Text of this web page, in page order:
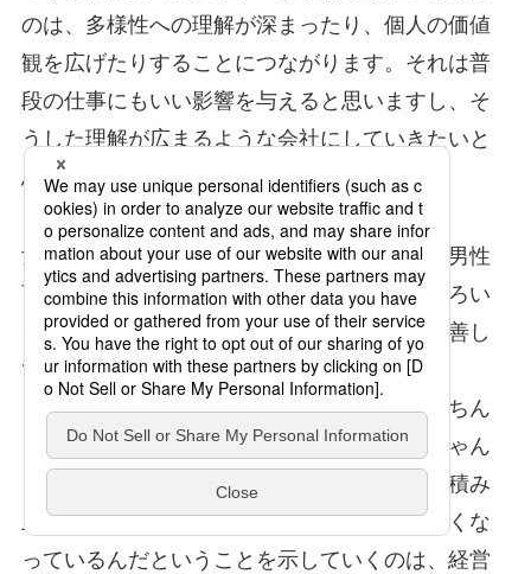
のは、多様性への理解が深まったり、個人の価値
観を広げたりすることにつながります。それは普
段の仕事にもいい影響を与えると思いますし、そ
うした理解が広まるような会社にしていきたいと
思っています。
女性管理職比率の向上、実労働時間の削減、男性
育休取得、大きな施策から小さな施策までいろい
ろな角度から実践し、生の声を拾い上げて改善し
ていきたいですね。
また、これらの取り組みをしている中で、きちん
と前進していることをグループの皆さんにちゃん
と認識してもらうことも重要です。一つでも積み
上げられている、結果が出て少しずつでも良くな
っているんだということを示していくのは、経営